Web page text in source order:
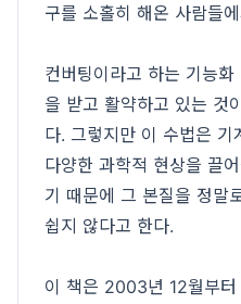
구를 소홀히 해온 사람들
컨버팅이라고 하는 기능
을 받고 활약하고 있는 것
다. 그렇지만 이 수법은
다양한 과학적 현상을 끌
기 때문에 그 본질을 정말
쉽지 않다고 한다.
이 책은 2003년 12월부터